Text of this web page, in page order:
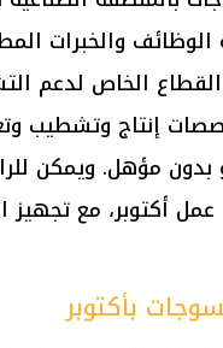
الوظائف والخبرات
الخاص لدعم
إنتاج وتشطيب
مؤهل. ويمكن
أكتوبر، مع تجهيز
بأكتوبر